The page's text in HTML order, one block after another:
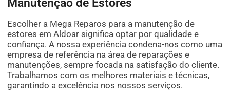
Escolher a Mega Reparos para a manutenção de
estores em Aldoar significa optar por qualidade e
confiança. A nossa experiência condena-nos como uma
empresa de referência na área de reparações e
manutenções, sempre focada na satisfação do cliente.
Trabalhamos com os melhores materiais e técnicas,
garantindo a excelência nos nossos serviços.